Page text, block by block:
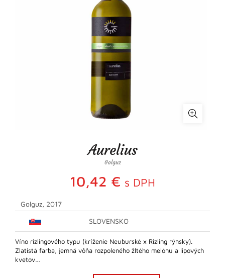
Aurelius
Golguz
10,42 € s DPH
Golguz, 2017
SLOVENSKO
Víno rizlingového typu (kríženie Neuburské x Rizling rýnsky).
Zlatistá farba, jemná vôňa rozpoleného žltého melónu a lipových
kvetov…